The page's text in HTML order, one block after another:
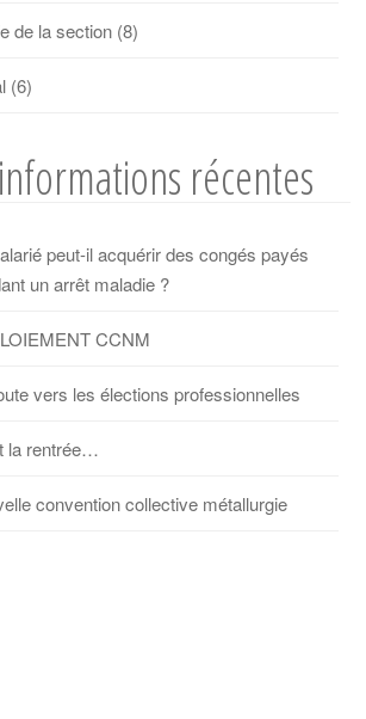
de la section (8)
(6)
récentes
peut-il acquérir des congés payés
un arrêt maladie ?
CCNM
vers les élections professionnelles
la rentrée…
convention collective métallurgie